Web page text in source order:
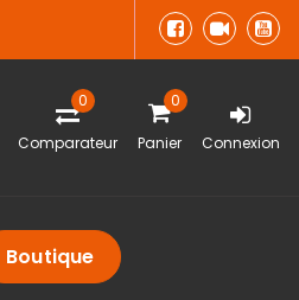
0
Comparateur
0
Panier Connexion
Boutique